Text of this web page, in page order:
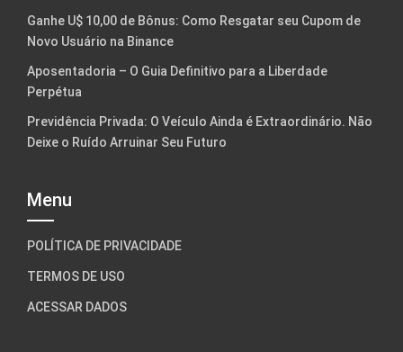
Ganhe U$ 10,00 de Bônus: Como Resgatar seu Cupom de
Novo Usuário na Binance
Aposentadoria – O Guia Definitivo para a Liberdade
Perpétua
Previdência Privada: O Veículo Ainda é Extraordinário. Não
Deixe o Ruído Arruinar Seu Futuro
Menu
POLÍTICA DE PRIVACIDADE
TERMOS DE USO
ACESSAR DADOS